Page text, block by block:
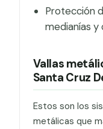
Protección
medianías y
Vallas
Santa Cruz
Estos son los
metálicas que